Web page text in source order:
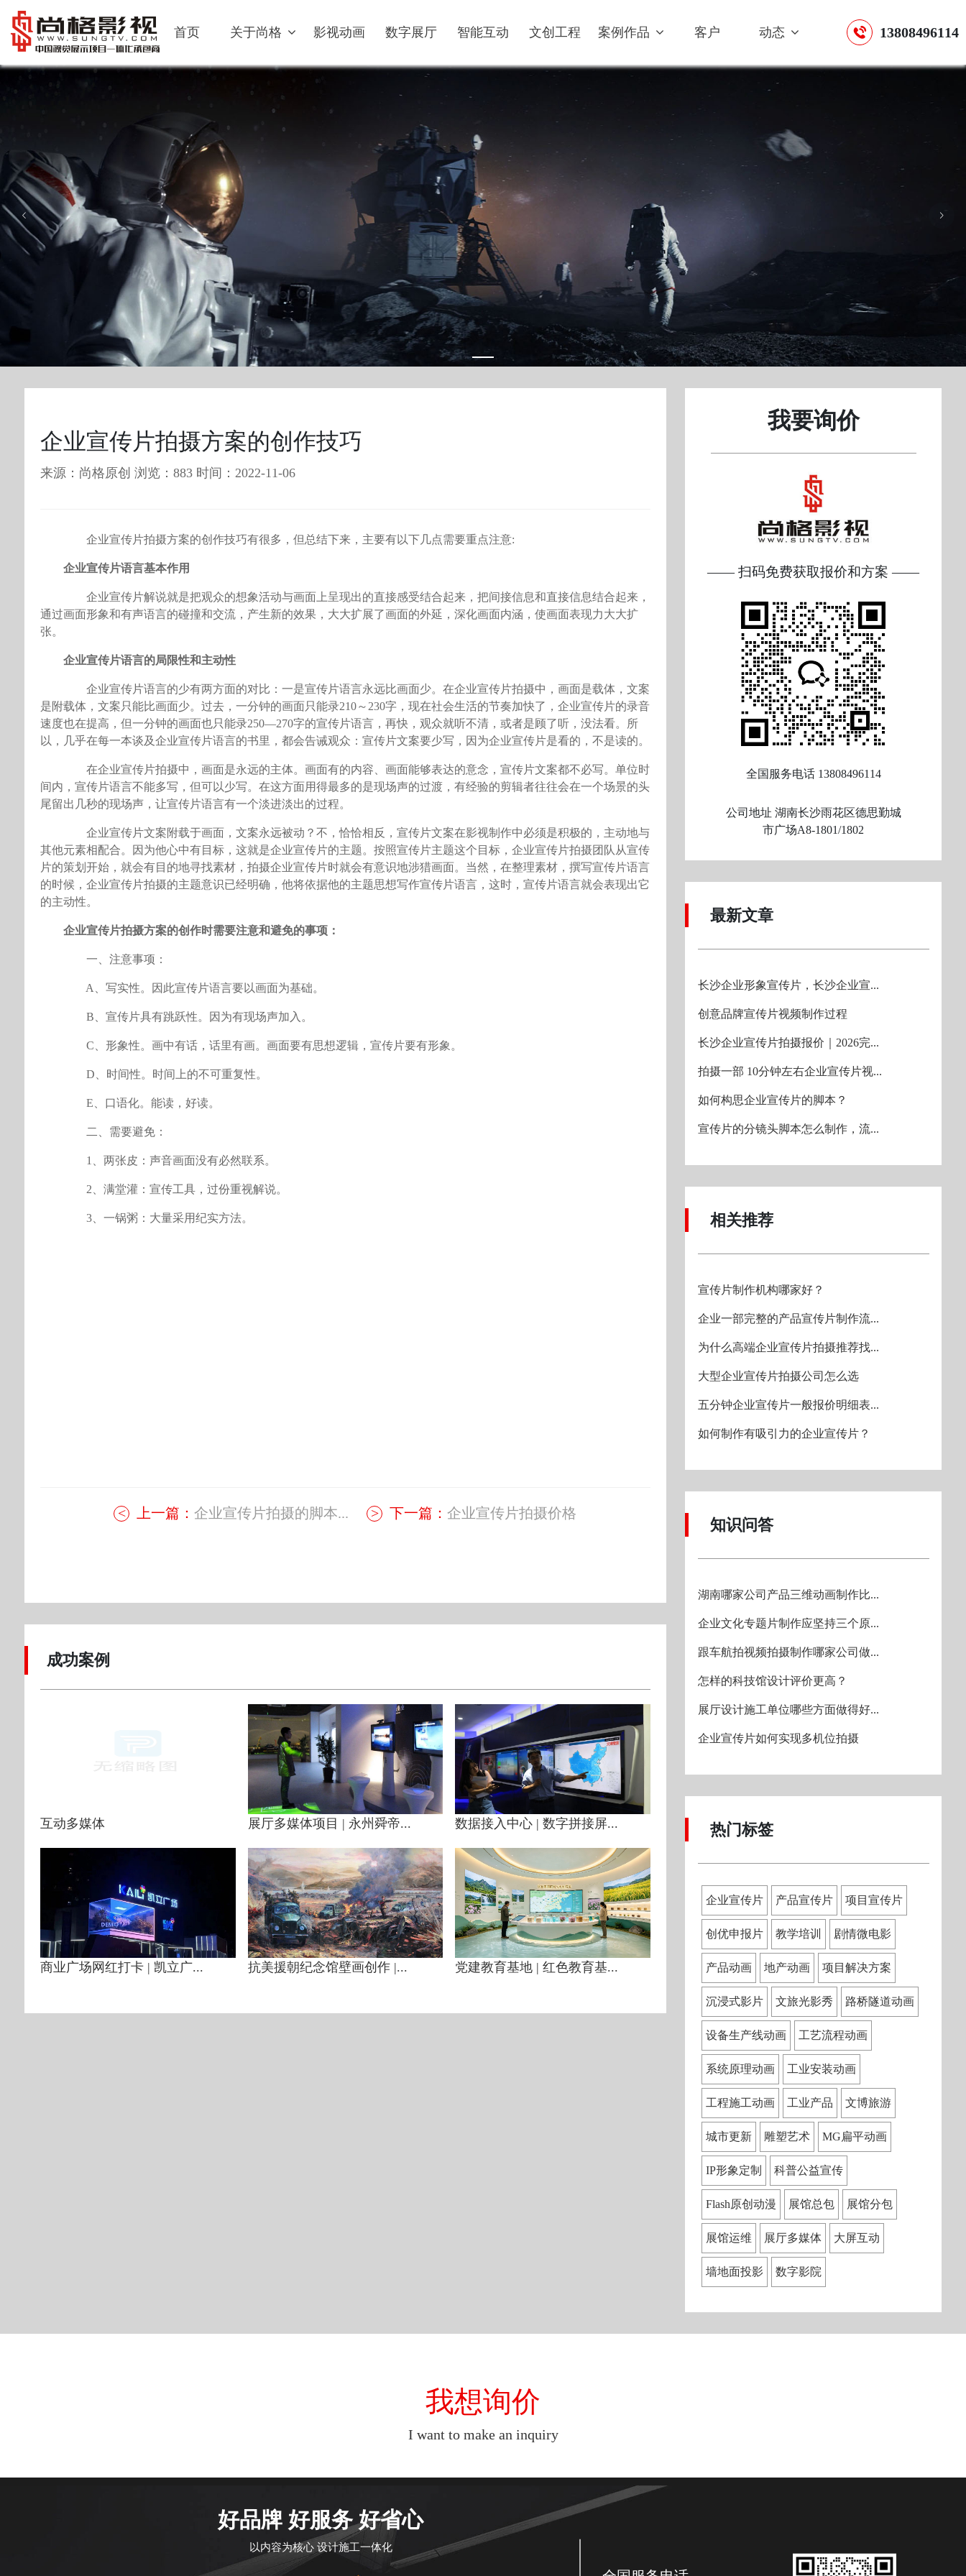
首页 关于尚格 影视动画 数字展厅 智能互动 文创工程 案例作品 客户 动态 13808496114
企业宣传片拍摄方案的创作技巧
来源：尚格原创 浏览：883 时间：2022-11-06
企业宣传片拍摄方案的创作技巧有很多，但总结下来，主要有以下几点需要重点注意:
企业宣传片语言基本作用
企业宣传片解说就是把观众的想象活动与画面上呈现出的直接感受结合起来，把间接信息和直接信息结合起来，
通过画面形象和有声语言的碰撞和交流，产生新的效果，大大扩展了画面的外延，深化画面内涵，使画面表现力大大扩
张。
企业宣传片语言的局限性和主动性
企业宣传片语言的少有两方面的对比：一是宣传片语言永远比画面少。在企业宣传片拍摄中，画面是载体，文案
是附载体，文案只能比画面少。过去，一分钟的画面只能录210～230字，现在社会生活的节奏加快了，企业宣传片的录音
速度也在提高，但一分钟的画面也只能录250—270字的宣传片语言，再快，观众就听不清，或者是顾了听，没法看。所
以，几乎在每一本谈及企业宣传片语言的书里，都会告诫观众：宣传片文案要少写，因为企业宣传片是看的，不是读的。
在企业宣传片拍摄中，画面是永远的主体。画面有的内容、画面能够表达的意念，宣传片文案都不必写。单位时
间内，宣传片语言不能多写，但可以少写。在这方面用得最多的是现场声的过渡，有经验的剪辑者往往会在一个场景的头
尾留出几秒的现场声，让宣传片语言有一个淡进淡出的过程。
企业宣传片文案附载于画面，文案永远被动？不，恰恰相反，宣传片文案在影视制作中必须是积极的，主动地与
其他元素相配合。因为他心中有目标，这就是企业宣传片的主题。按照宣传片主题这个目标，企业宣传片拍摄团队从宣传
片的策划开始，就会有目的地寻找素材，拍摄企业宣传片时就会有意识地涉猎画面。当然，在整理素材，撰写宣传片语言
的时候，企业宣传片拍摄的主题意识已经明确，他将依据他的主题思想写作宣传片语言，这时，宣传片语言就会表现出它
的主动性。
企业宣传片拍摄方案的创作时需要注意和避免的事项：
一、注意事项：
A、写实性。因此宣传片语言要以画面为基础。
B、宣传片具有跳跃性。因为有现场声加入。
C、形象性。画中有话，话里有画。画面要有思想逻辑，宣传片要有形象。
D、时间性。时间上的不可重复性。
E、口语化。能读，好读。
二、需要避免：
1、两张皮：声音画面没有必然联系。
2、满堂灌：宣传工具，过份重视解说。
3、一锅粥：大量采用纪实方法。
上一篇：企业宣传片拍摄的脚本... 下一篇：企业宣传片拍摄价格
成功案例
互动多媒体 展厅多媒体项目 | 永州舜帝... 数据接入中心 | 数字拼接屏...
商业广场网红打卡 | 凯立广... 抗美援朝纪念馆壁画创作 |... 党建教育基地 | 红色教育基...
我要询价
—— 扫码免费获取报价和方案 ——
全国服务电话 13808496114
公司地址 湖南长沙雨花区德思勤城
市广场A8-1801/1802
最新文章
长沙企业形象宣传片，长沙企业宣...
创意品牌宣传片视频制作过程
长沙企业宣传片拍摄报价｜2026完...
拍摄一部 10分钟左右企业宣传片视...
如何构思企业宣传片的脚本？
宣传片的分镜头脚本怎么制作，流...
相关推荐
宣传片制作机构哪家好？
企业一部完整的产品宣传片制作流...
为什么高端企业宣传片拍摄推荐找...
大型企业宣传片拍摄公司怎么选
五分钟企业宣传片一般报价明细表...
如何制作有吸引力的企业宣传片？
知识问答
湖南哪家公司产品三维动画制作比...
企业文化专题片制作应坚持三个原...
跟车航拍视频拍摄制作哪家公司做...
怎样的科技馆设计评价更高？
展厅设计施工单位哪些方面做得好...
企业宣传片如何实现多机位拍摄
热门标签
企业宣传片 产品宣传片 项目宣传片
创优申报片 教学培训 剧情微电影
产品动画 地产动画 项目解决方案
沉浸式影片 文旅光影秀 路桥隧道动画
设备生产线动画 工艺流程动画
系统原理动画 工业安装动画
工程施工动画 工业产品 文博旅游
城市更新 雕塑艺术 MG扁平动画
IP形象定制 科普公益宣传
Flash原创动漫 展馆总包 展馆分包
展馆运维 展厅多媒体 大屏互动
墙地面投影 数字影院
我想询价
I want to make an inquiry
好品牌 好服务 好省心
以内容为核心 设计施工一体化